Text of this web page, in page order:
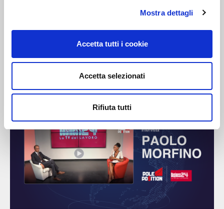
Mostra dettagli
Accetta tutti i cookie
Accetta selezionati
Rifiuta tutti
Green Deal: Il parlamento Europeo Approva in Via